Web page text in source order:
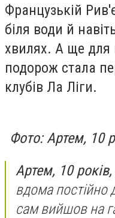
Французькій
біля води й
хвилях. А ще для
подорож стала
клубів Ла Ліги.
Фото: Артем, 10
Артем, 10
вдома постійно
сам вийшов на